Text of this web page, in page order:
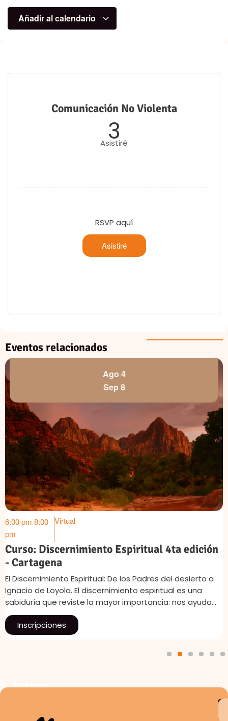
Añadir al calendario
Comunicación No Violenta
3
Asistiré
RSVP aquí
Asistiré
Eventos relacionados
Ago 4
Sep 8
6:00 pm 8:00
pm
Virtual
Curso: Discernimiento Espiritual 4ta edición
- Cartagena
El Discernimiento Espiritual: De los Padres del desierto a
Ignacio de Loyola. El discernimiento espiritual es una
sabiduría que reviste la mayor importancia: nos ayuda…
Inscripciones
3 4 5 6
Teléfono
a